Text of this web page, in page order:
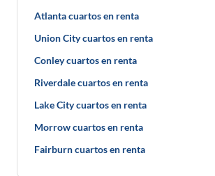
Atlanta cuartos en renta
Union City cuartos en renta
Conley cuartos en renta
Riverdale cuartos en renta
Lake City cuartos en renta
Morrow cuartos en renta
Fairburn cuartos en renta